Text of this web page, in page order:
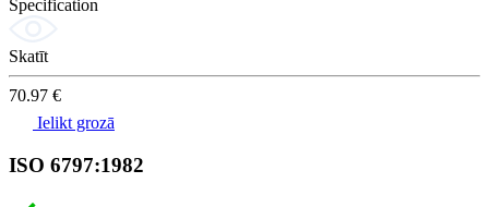
Specification
Skatīt
70.97 €
Ielikt grozā
ISO 6797:1982